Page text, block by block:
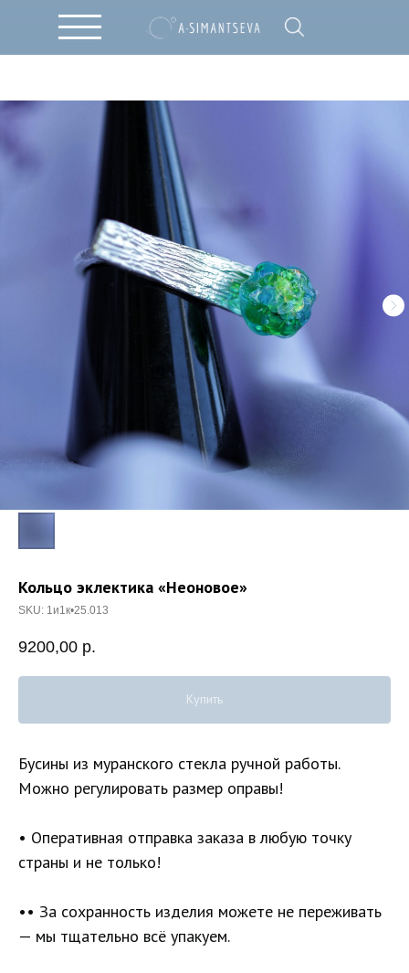
Кольцо эклектика «Неоновое»
SKU: 1и1к•25.013
9200,00 р.
Купить
Бусины из муранского стекла ручной работы.
Можно регулировать размер оправы!
• Оперативная отправка заказа в любую точку
страны и не только!
•• За сохранность изделия можете не переживать
— мы тщательно всё упакуем.